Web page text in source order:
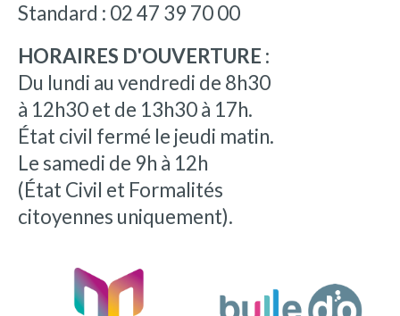
Standard : 02 47 39 70 00
HORAIRES D'OUVERTURE :
Du lundi au vendredi de 8h30
à 12h30 et de 13h30 à 17h.
État civil fermé le jeudi matin.
Le samedi de 9h à 12h
(État Civil et Formalités
citoyennes uniquement).